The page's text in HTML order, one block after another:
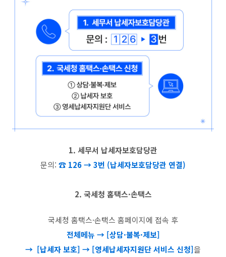
1. 세무서 납세자보호담당관
문의: ☎ 126 → 3번 (납세자보호담당관 연결)
2. 국세청 홈택스·손택스
국세청 홈택스·손택스 홈페이지에 접속 후
전체메뉴 → [상담·불복·제보]
→ [납세자 보호] → [영세납세자지원단 서비스 신청]을